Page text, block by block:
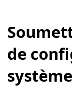
de
système